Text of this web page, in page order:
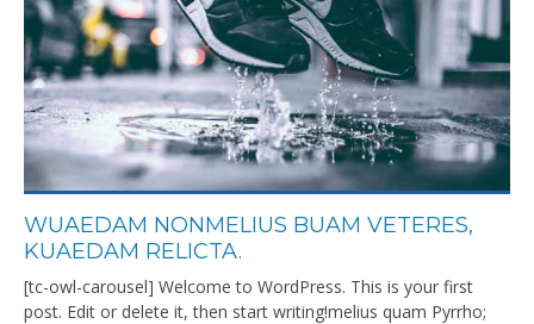
WUAEDAM NONMELIUS BUAM VETERES,
KUAEDAM RELICTA.
[tc-owl-carousel] Welcome to WordPress. This is your first
post. Edit or delete it, then start writing!melius quam Pyrrho;